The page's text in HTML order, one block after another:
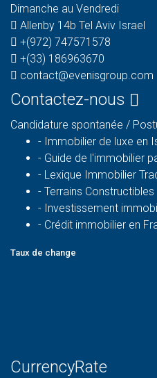
Dimanche au Vendredi
Allenby 14b Tel Aviv Israel
+(972) 747571578
+(33) 186963670
contact@evenisgroup.com
Contactez-nous
Candidature spontanée /
- Immobilier de luxe en
- Guide de l'immobilier
- Lexique Immobilier
- Terrains Constructibles
- Investissement
- Crédit immobilier en
Taux de change
CurrencyRate